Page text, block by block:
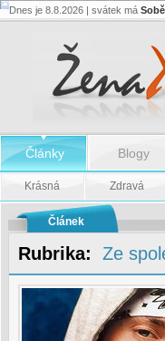
Eminem
Dnes je 8.8.2026 | svátek má
Články Blogy
Krásná Zdravá
Článek
Rubrika: Ze